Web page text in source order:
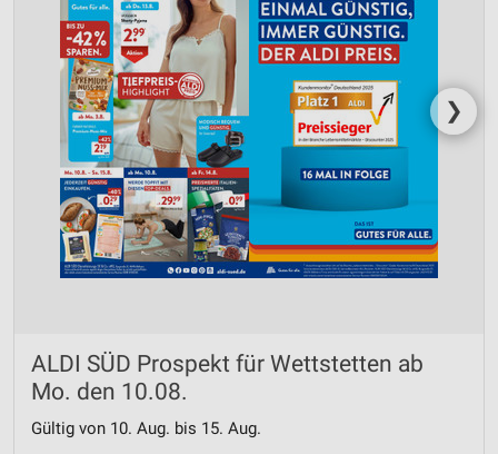
❯
ALDI SÜD Prospekt für Wettstetten ab
Mo. den 10.08.
Gültig von 10. Aug. bis 15. Aug.